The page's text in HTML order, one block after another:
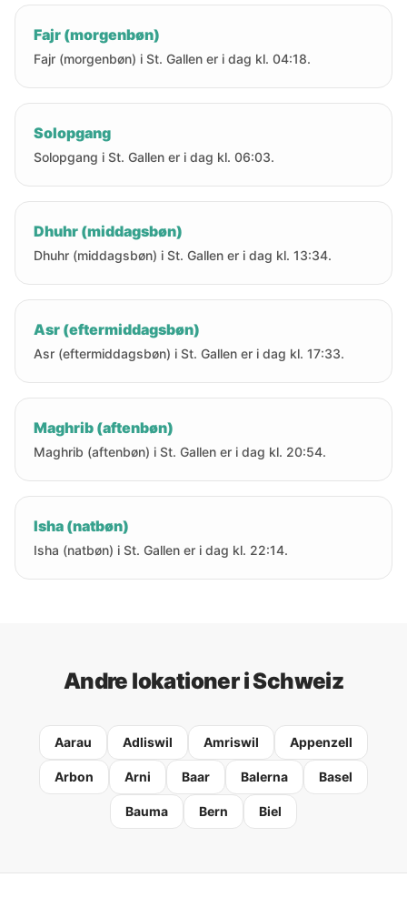
Fajr (morgenbøn)
Fajr (morgenbøn) i St. Gallen er i dag kl. 04:18.
Solopgang
Solopgang i St. Gallen er i dag kl. 06:03.
Dhuhr (middagsbøn)
Dhuhr (middagsbøn) i St. Gallen er i dag kl. 13:34.
Asr (eftermiddagsbøn)
Asr (eftermiddagsbøn) i St. Gallen er i dag kl. 17:33.
Maghrib (aftenbøn)
Maghrib (aftenbøn) i St. Gallen er i dag kl. 20:54.
Isha (natbøn)
Isha (natbøn) i St. Gallen er i dag kl. 22:14.
Andre lokationer i Schweiz
Aarau Adliswil Amriswil Appenzell
Arbon Arni Baar Balerna Basel
Bauma Bern Biel